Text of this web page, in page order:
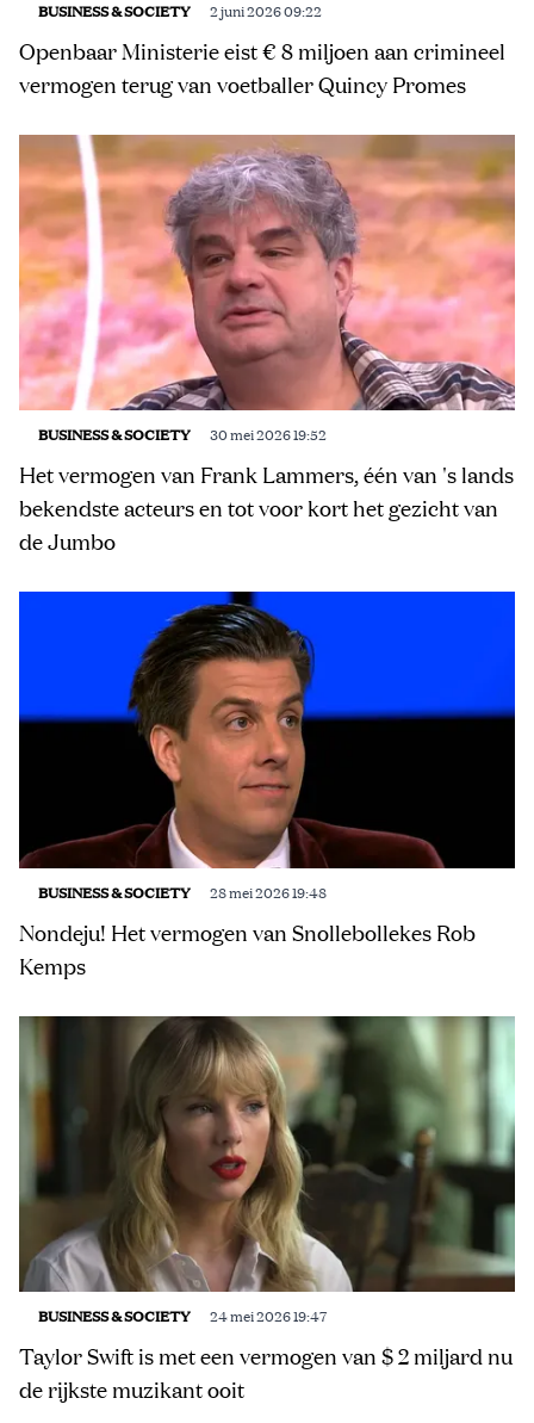
BUSINESS & SOCIETY 2 juni 2026 09:22
Openbaar Ministerie eist € 8 miljoen aan crimineel
vermogen terug van voetballer Quincy Promes
BUSINESS & SOCIETY 30 mei 2026 19:52
Het vermogen van Frank Lammers, één van 's lands
bekendste acteurs en tot voor kort het gezicht van
de Jumbo
BUSINESS & SOCIETY 28 mei 2026 19:48
Nondeju! Het vermogen van Snollebollekes Rob
Kemps
BUSINESS & SOCIETY 24 mei 2026 19:47
Taylor Swift is met een vermogen van $ 2 miljard nu
de rijkste muzikant ooit